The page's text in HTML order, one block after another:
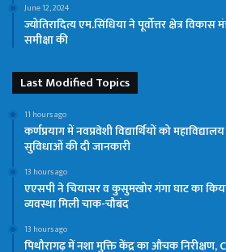
June 12, 2024
ज्योतिरादित्य एम.सिंधिया ने पूर्वोत्तर क्षेत्र
समीक्षा की
Last Modified Topics
11 hours ago
कर्णप्रयाग में नवप्रवेशी विद्यार्थियों को
सुविधाओं की दी जानकारी
13 hours ago
एएसपी ने चियासर व कुसुमखोर गंगा घाट का
व्यवस्था मिली चाक-चौबंद
13 hours ago
पिथौरागढ़ में नशा मुक्ति केंद्र का औचक